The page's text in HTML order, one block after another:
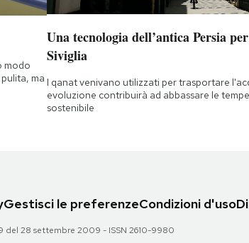
modo
ma
Una tecnologia dell’antica Persia
Siviglia
I qanat venivano utilizzati per trasportare
evoluzione contribuirà ad abbassare le
sostenibile
Gestisci le preferenzeCondizioni d'uso
del 28 settembre 2009 - ISSN 2610-9980